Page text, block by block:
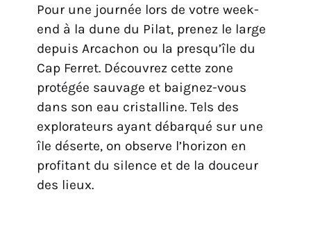
Pour une journée lors de votre week-
end à la dune du Pilat, prenez le large
depuis Arcachon ou la presqu’île du
Cap Ferret. Découvrez cette zone
protégée sauvage et baignez-vous
dans son eau cristalline. Tels des
explorateurs ayant débarqué sur une
île déserte, on observe l’horizon en
profitant du silence et de la douceur
des lieux.